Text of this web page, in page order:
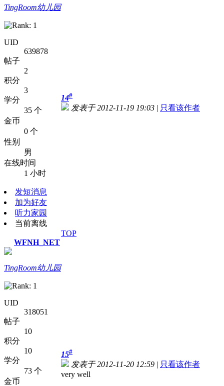
TingRoom幼儿园
UID
639878
帖子
2
积分
3
学分
35 个
金币
0 个
性别
男
在线时间
1 小时
发短消息
加为好友
听力家园
当前离线
14#
发表于 2012-11-19 19:03 | 只看该作者
TOP
WFNH_NET
TingRoom幼儿园
UID
318051
帖子
10
积分
10
学分
73 个
金币
15#
发表于 2012-11-20 12:59 | 只看该作者
very well